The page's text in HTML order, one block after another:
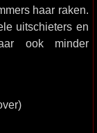
haar raken.
uitschieters en
ook minder